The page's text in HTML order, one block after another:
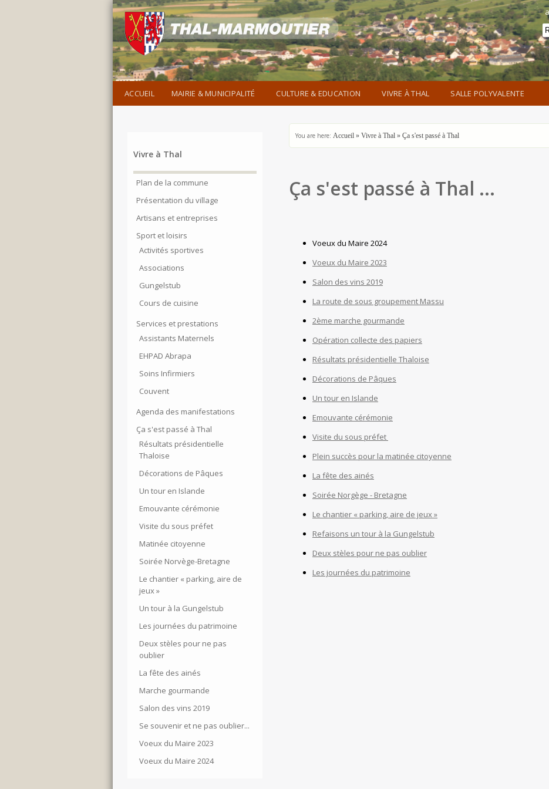
ACCUEIL MAIRIE & MUNICIPALITÉ CULTURE & EDUCATION VIVRE À THAL SALLE POLYVALENTE
Vivre à Thal
Plan de la commune
Présentation du village
Artisans et entreprises
Sport et loisirs
Activités sportives
Associations
Gungelstub
Cours de cuisine
Services et prestations
Assistants Maternels
EHPAD Abrapa
Soins Infirmiers
Couvent
Agenda des manifestations
Ça s'est passé à Thal
Résultats présidentielle
Thaloise
Décorations de Pâques
Un tour en Islande
Emouvante cérémonie
Visite du sous préfet
Matinée citoyenne
Soirée Norvège-Bretagne
Le chantier « parking, aire de
jeux »
Un tour à la Gungelstub
Les journées du patrimoine
Deux stèles pour ne pas
oublier
La fête des ainés
Marche gourmande
Salon des vins 2019
Se souvenir et ne pas oublier...
Voeux du Maire 2023
Voeux du Maire 2024
You are here: Accueil » Vivre à Thal » Ça s'est passé à Thal
Ça s'est passé à Thal ...
Voeux du Maire 2024
Voeux du Maire 2023
Salon des vins 2019
La route de sous groupement Massu
2ème marche gourmande
Opération collecte des papiers
Résultats présidentielle Thaloise
Décorations de Pâques
Un tour en Islande
Emouvante cérémonie
Visite du sous préfet
Plein succès pour la matinée citoyenne
La fête des ainés
Soirée Norgège - Bretagne
Le chantier « parking, aire de jeux »
Refaisons un tour à la Gungelstub
Deux stèles pour ne pas oublier
Les journées du patrimoine